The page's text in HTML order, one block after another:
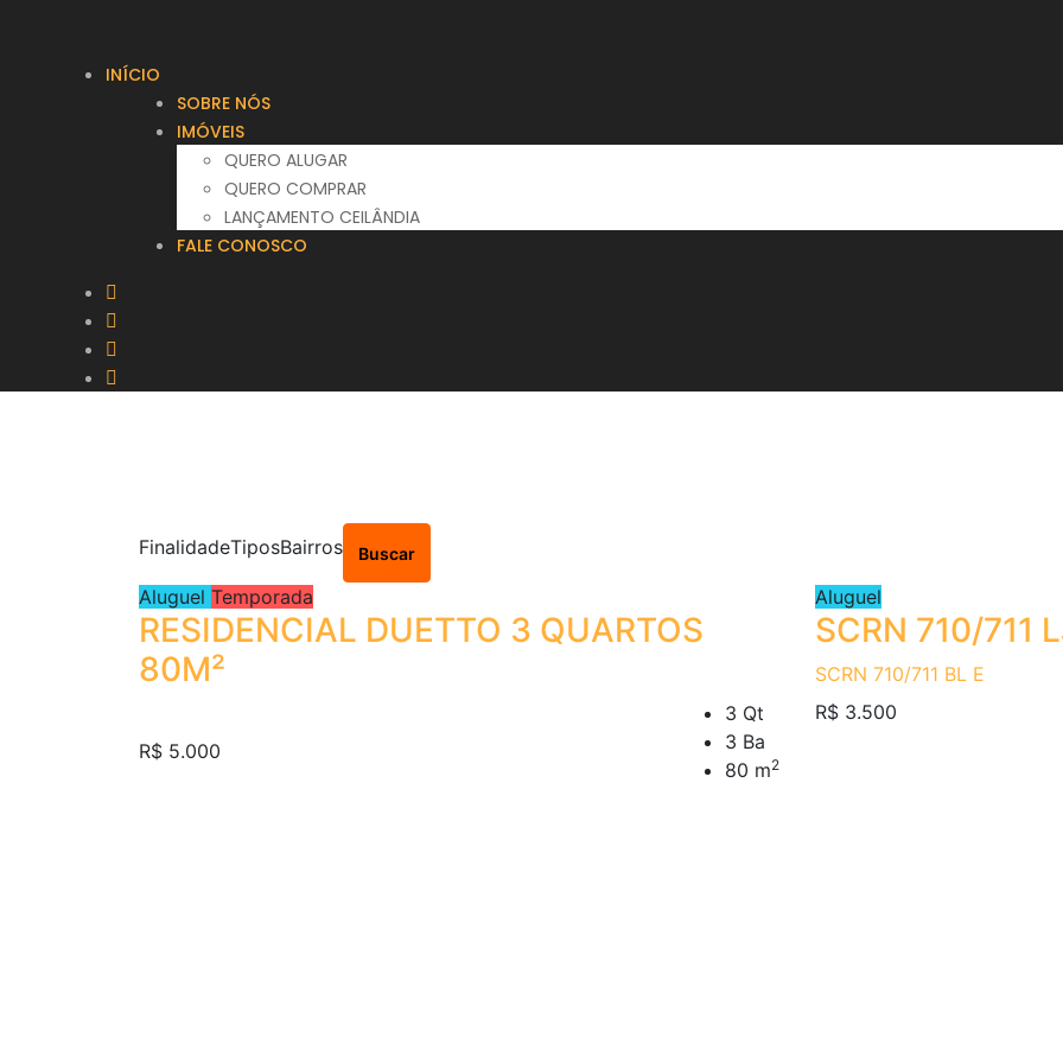
INÍCIO
SOBRE NÓS
IMÓVEIS
QUERO ALUGAR
QUERO COMPRAR
LANÇAMENTO CEILÂNDIA
FALE CONOSCO
FinalidadeTiposBairros Buscar
Aluguel Temporada
RESIDENCIAL DUETTO 3 QUARTOS
80M²
R$ 5.000
3 Qt
3 Ba
80 m2
Aluguel
SCRN 710/711
SCRN 710/711 BL E
R$ 3.500